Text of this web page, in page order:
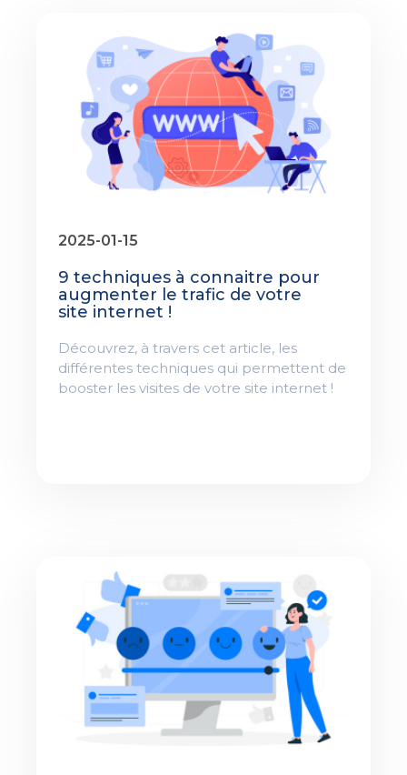
2025-01-15
9 techniques à connaitre pour
augmenter le trafic de votre
site internet !
Découvrez, à travers cet article, les
différentes techniques qui permettent de
booster les visites de votre site internet !